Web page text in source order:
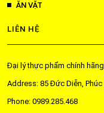
ĂN VẶT
LIÊN HỆ
Đại lý thực phẩm chính hãng
Address: 85 Đức Diễn,
Phone: 0989.285.468